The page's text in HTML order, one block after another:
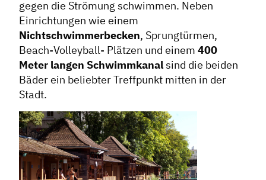
Dachverband
Geschichte des Dachverbandes
Vorstand
Mitglieder
Vorteile für Mitglieder
Veranstaltungen
Formate
gegen die Strömung schwimmen. Neben
Einrichtungen wie einem
Nichtschwimmerbecken, Sprungtürmen,
Beach-Volleyball- Plätzen und einem 400
Meter langen Schwimmkanalsind die beiden
Bäder ein beliebter Treffpunkt mitten in der
Stadt.